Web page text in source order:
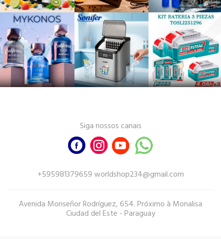
Siga nossos canais
+595981379659 worldshop234@gmail.com
Avenida Monseñor Rodríguez, 654. Próximo à Monalisa
Ciudad del Este - Paraguay